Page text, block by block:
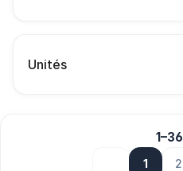
Unités
1–36
1 2